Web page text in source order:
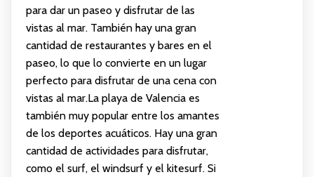
para dar un paseo y disfrutar de las
vistas al mar. También hay una gran
cantidad de restaurantes y bares en el
paseo, lo que lo convierte en un lugar
perfecto para disfrutar de una cena con
vistas al mar.La playa de Valencia es
también muy popular entre los amantes
de los deportes acuáticos. Hay una gran
cantidad de actividades para disfrutar,
como el surf, el windsurf y el kitesurf. Si